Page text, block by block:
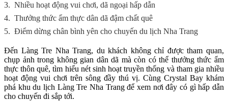
3. Nhiều hoạt động vui chơi, dã ngoại hấp dẫn
4. Thưởng thức ẩm thực dân dã đậm chất quê
5. Điểm dừng chân bình yên cho chuyến du lịch Nha Trang
Đến Làng Tre Nha Trang, du khách không chỉ được tham quan,
chụp ảnh trong không gian dân dã mà còn có thể thưởng thức ẩm
thực thôn quê, tìm hiểu nét sinh hoạt truyền thống và tham gia nhiều
hoạt động vui chơi trên sông đầy thú vị. Cùng Crystal Bay khám
phá khu du lịch Làng Tre Nha Trang để xem nơi đây có gì hấp dẫn
cho chuyến đi sắp tới.